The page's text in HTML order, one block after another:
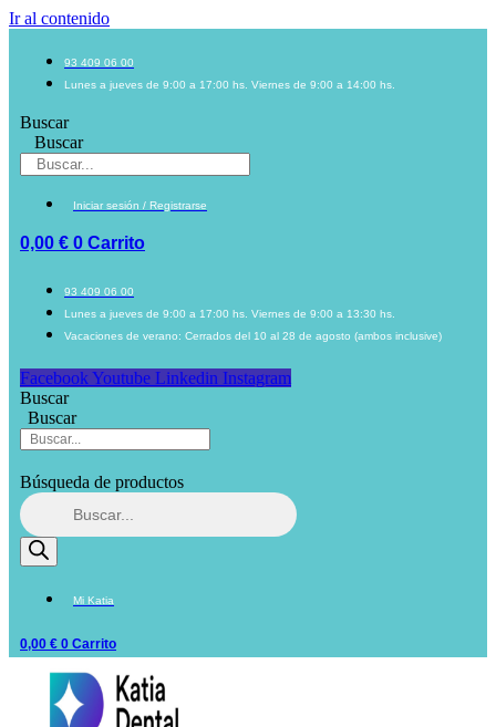
Ir al contenido
93 409 06 00
Lunes a jueves de 9:00 a 17:00 hs. Viernes de 9:00 a 14:00 hs.
Buscar
Buscar
Iniciar sesión / Registrarse
0,00 € 0 Carrito
93 409 06 00
Lunes a jueves de 9:00 a 17:00 hs. Viernes de 9:00 a 13:30 hs.
Vacaciones de verano: Cerrados del 10 al 28 de agosto (ambos inclusive)
Facebook Youtube Linkedin Instagram
Buscar
Buscar
Búsqueda de productos
Mi Katia
0,00 € 0 Carrito